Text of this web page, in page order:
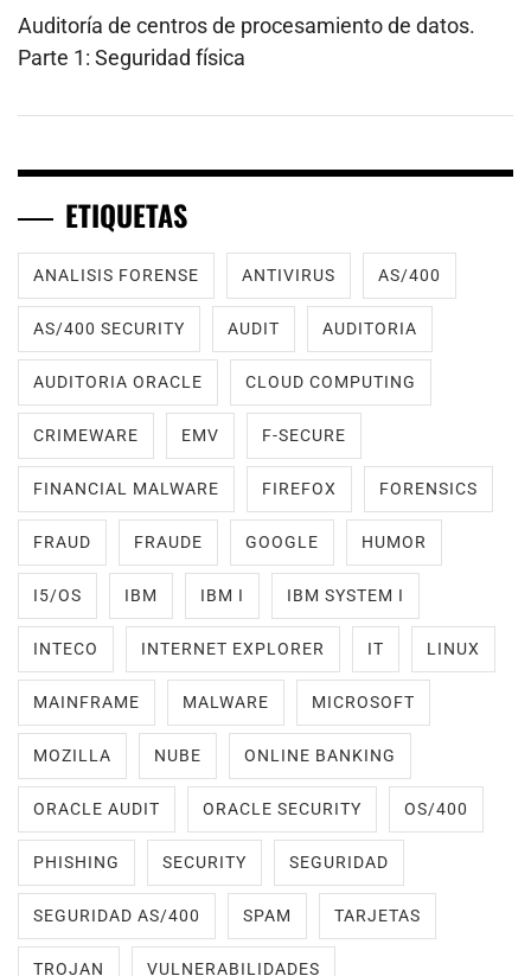
Auditoría de centros de procesamiento de datos.
Parte 1: Seguridad física
ETIQUETAS
ANALISIS FORENSE ANTIVIRUS AS/400
AS/400 SECURITY AUDIT AUDITORIA
AUDITORIA ORACLE CLOUD COMPUTING
CRIMEWARE EMV F-SECURE
FINANCIAL MALWARE FIREFOX FORENSICS
FRAUD FRAUDE GOOGLE HUMOR
I5/OS IBM IBM I IBM SYSTEM I
INTECO INTERNET EXPLORER IT LINUX
MAINFRAME MALWARE MICROSOFT
MOZILLA NUBE ONLINE BANKING
ORACLE AUDIT ORACLE SECURITY OS/400
PHISHING SECURITY SEGURIDAD
SEGURIDAD AS/400 SPAM TARJETAS
TROJAN VULNERABILIDADES